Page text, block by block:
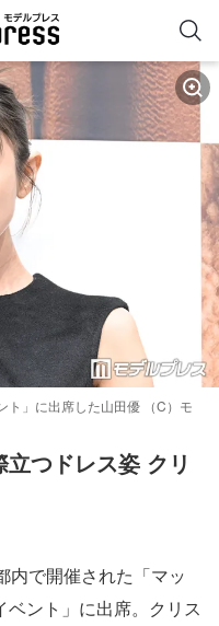
ト」に出席した山田優 （C）モ
つドレス姿 クリ
内で開催された「マッ
ント」に出席。クリス